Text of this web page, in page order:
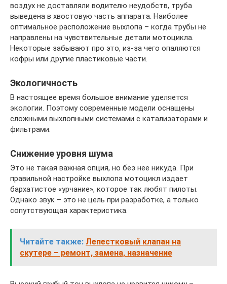
воздух не доставляли водителю неудобств, труба
выведена в хвостовую часть аппарата. Наиболее
оптимальное расположение выхлопа – когда трубы не
направлены на чувствительные детали мотоцикла.
Некоторые забывают про это, из-за чего опаляются
кофры или другие пластиковые части.
Экологичность
В настоящее время большое внимание уделяется
экологии. Поэтому современные модели оснащены
сложными выхлопными системами с катализаторами и
фильтрами.
Снижение уровня шума
Это не такая важная опция, но без нее никуда. При
правильной настройке выхлопа мотоцикл издает
бархатистое «урчание», которое так любят пилоты.
Однако звук – это не цель при разработке, а только
сопутствующая характеристика.
Читайте также: Лепестковый клапан на
скутере – ремонт, замена, назначение